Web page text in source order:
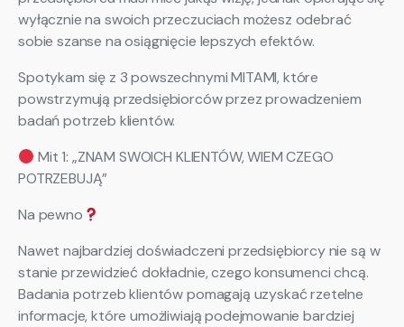
wyłącznie na swoich przeczuciach możesz odebrać
sobie szanse na osiągnięcie lepszych efektów.
Spotykam się z 3 powszechnymi MITAMI, które
powstrzymują przedsiębiorców przez prowadzeniem
badań potrzeb klientów.
Mit 1: „ZNAM SWOICH KLIENTÓW, WIEM CZEGO
POTRZEBUJĄ”
Na pewno
Nawet najbardziej doświadczeni przedsiębiorcy nie są w
stanie przewidzieć dokładnie, czego konsumenci chcą.
Badania potrzeb klientów pomagają uzyskać rzetelne
informacje, które umożliwiają podejmowanie bardziej